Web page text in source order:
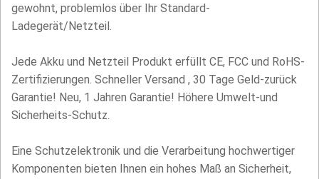
gewohnt, problemlos über Ihr Standard-
Ladegerät/Netzteil.
Jede Akku und Netzteil Produkt erfüllt CE, FCC und RoHS-
Zertifizierungen. Schneller Versand , 30 Tage Geld-zurück
Garantie! Neu, 1 Jahren Garantie! Höhere Umwelt-und
Sicherheits-Schutz.
Eine Schutzelektronik und die Verarbeitung hochwertiger
Komponenten bieten Ihnen ein hohes Maß an Sicherheit,